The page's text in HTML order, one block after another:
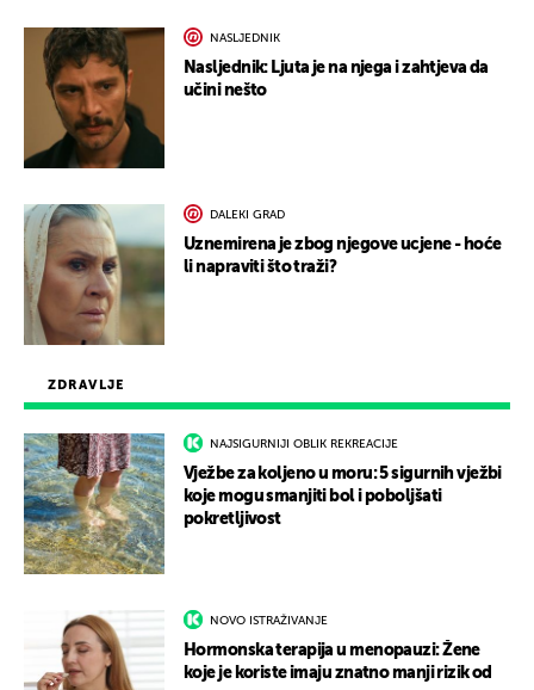
ZDRAVLJE
NAJSIGURNIJI OBLIK REKREACIJE
Vježbe za koljeno u moru: 5 sigurnih vježbi
koje mogu smanjiti bol i poboljšati
pokretljivost
NOVO ISTRAŽIVANJE
Hormonska terapija u menopauzi: Žene
koje je koriste imaju znatno manji rizik od
NASLJEDNIK
Nasljednik: Ljuta je na njega i zahtjeva da
učini nešto
DALEKI GRAD
Uznemirena je zbog njegove ucjene - hoće
li napraviti što traži?